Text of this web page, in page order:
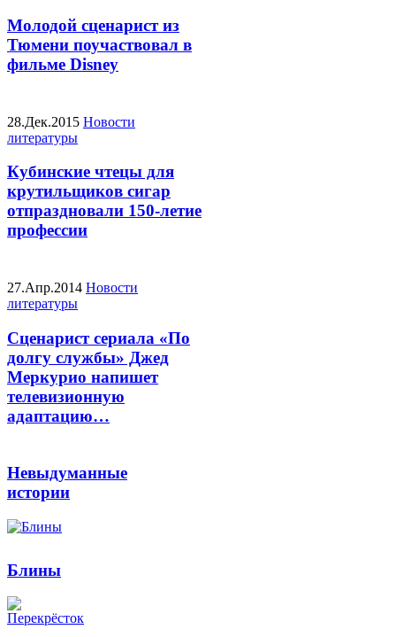
Молодой сценарист из
Тюмени поучаствовал в
фильме Disney
28.Дек.2015 Новости
литературы
Кубинские чтецы для
крутильщиков сигар
отпраздновали 150-летие
профессии
27.Апр.2014 Новости
литературы
Сценарист сериала «По
долгу службы» Джед
Меркурио напишет
телевизионную
адаптацию…
Невыдуманные
истории
Блины